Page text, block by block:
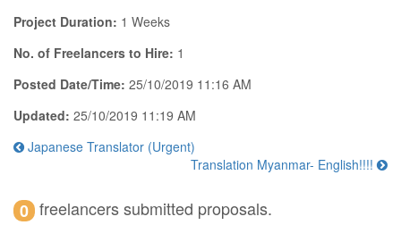
Project Duration: 1 Weeks
No. of Freelancers to Hire: 1
Posted Date/Time: 25/10/2019 11:16 AM
Updated: 25/10/2019 11:19 AM
Japanese Translator (Urgent)
Translation Myanmar- English!!!!
0 freelancers submitted proposals.